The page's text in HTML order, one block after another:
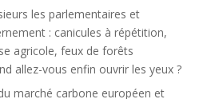
les parlementaires et
: canicules à répétition,
agricole, feux de forêts
allez-vous enfin ouvrir les yeux ?
marché carbone européen et